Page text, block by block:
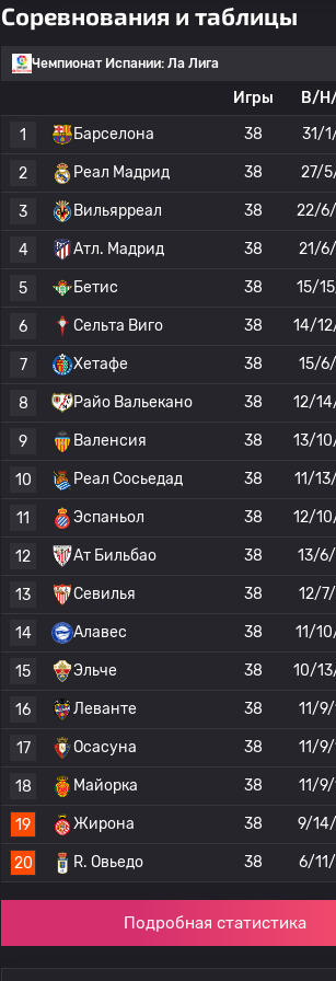
Соревнования и таблицы
Чемпионат Испании: Ла Лига
Игры В/
1
Барселона 38 31/
2 Реал Мадрид 38 27/
3 Вильярреал 38 22/
4 Атл. Мадрид 38 21/6/
5 Бетис 38 15/
6 Сельта Виго 38 14/
7 Хетафе 38 15/
8 Райо Вальекано 38 12/
9 Валенсия 38 13/
10 Реал Сосьедад 38 11/
11 Эспаньол 38 12/
12 Ат Бильбао 38 13/
13 Севилья 38 12/
14 Алавес 38 11/
15 Эльче 38 10/
16 Леванте 38 11/
17 Осасуна 38 11/
18 Майорка 38 11/
19 Жирона 38 9/
20 R. Овьедо 38 6/11/
Подробная статистика